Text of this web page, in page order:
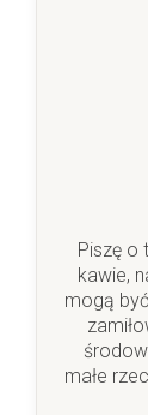
Piszę o
kawie,
mogą
małe